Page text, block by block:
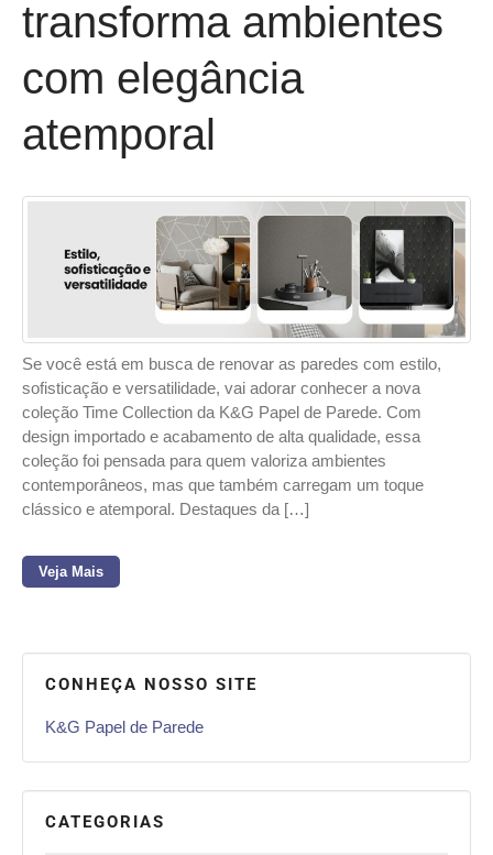
transforma ambientes
com elegância
atemporal
Se você está em busca de renovar as paredes com estilo,
sofisticação e versatilidade, vai adorar conhecer a nova
coleção Time Collection da K&G Papel de Parede. Com
design importado e acabamento de alta qualidade, essa
coleção foi pensada para quem valoriza ambientes
contemporâneos, mas que também carregam um toque
clássico e atemporal. Destaques da […]
Veja Mais
CONHEÇA NOSSO SITE
K&G Papel de Parede
CATEGORIAS